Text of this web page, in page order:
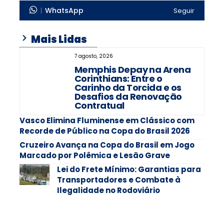
WhatsApp Seguir
Mais Lidas
7 agosto, 2026
Memphis Depay na Arena
Corinthians: Entre o
Carinho da Torcida e os
Desafios da Renovação
Contratual
Vasco Elimina Fluminense em Clássico com
Recorde de Público na Copa do Brasil 2026
Cruzeiro Avança na Copa do Brasil em Jogo
Marcado por Polêmica e Lesão Grave
Lei do Frete Mínimo: Garantias para
Transportadores e Combate à
Ilegalidade no Rodoviário